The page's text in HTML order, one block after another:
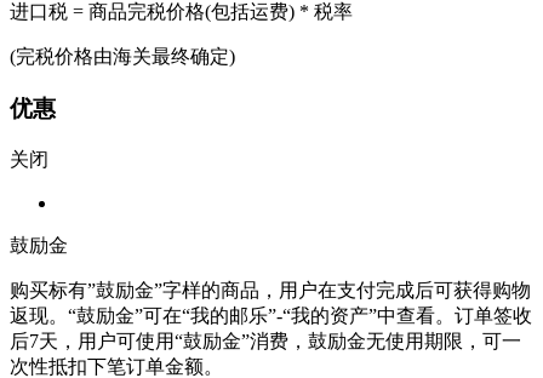
进口税 = 商品完税价格(包括运费) * 税率
(完税价格由海关最终确定)
优惠
关闭
鼓励金
购买标有”鼓励金”字样的商品，用户在支付完成后可获得购物
返现。“鼓励金”可在“我的邮乐”-“我的资产”中查看。订单签收
后7天，用户可使用“鼓励金”消费，鼓励金无使用期限，可一
次性抵扣下笔订单金额。